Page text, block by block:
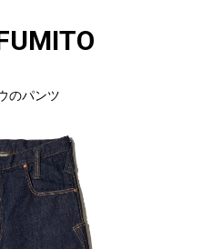
のパンツ